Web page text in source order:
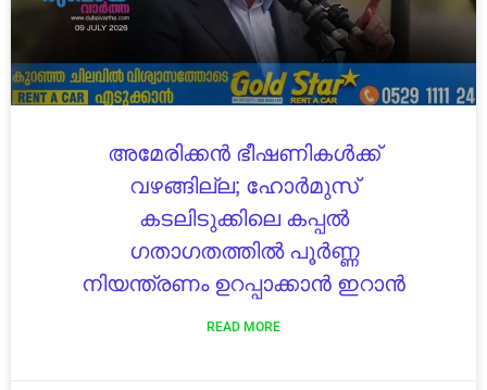
അമേരിക്കൻ ഭീഷണികൾക്ക്
വഴങ്ങില്ല; ഹോർമുസ്
കടലിടുക്കിലെ കപ്പൽ
ഗതാഗതത്തിൽ പൂർണ്ണ
നിയന്ത്രണം ഉറപ്പാക്കാൻ ഇറാൻ
READ MORE